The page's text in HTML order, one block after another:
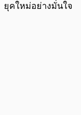
ยุคใหม่อย่างมั่นใจ